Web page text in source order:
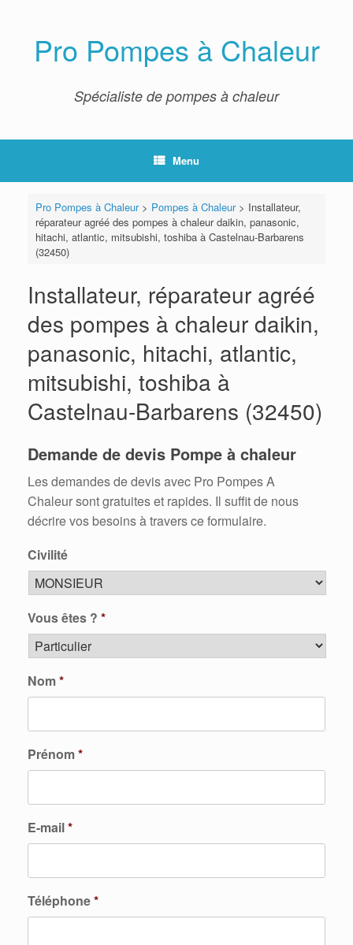
Pro Pompes à Chaleur
Spécialiste de pompes à chaleur
Menu
Pro Pompes à Chaleur> Pompes à Chaleur> Installateur,
réparateur agréé des pompes à chaleur daikin, panasonic,
hitachi, atlantic, mitsubishi, toshiba à Castelnau-Barbarens
(32450)
Installateur, réparateur agréé
des pompes à chaleur daikin,
panasonic, hitachi, atlantic,
mitsubishi, toshiba à
Castelnau-Barbarens (32450)
Demande de devis Pompe à chaleur
Les demandes de devis avec Pro Pompes A
Chaleur sont gratuites et rapides. Il suffit de nous
décrire vos besoins à travers ce formulaire.
Civilité
Vous êtes ? *
Nom*
Prénom*
E-mail*
Téléphone*